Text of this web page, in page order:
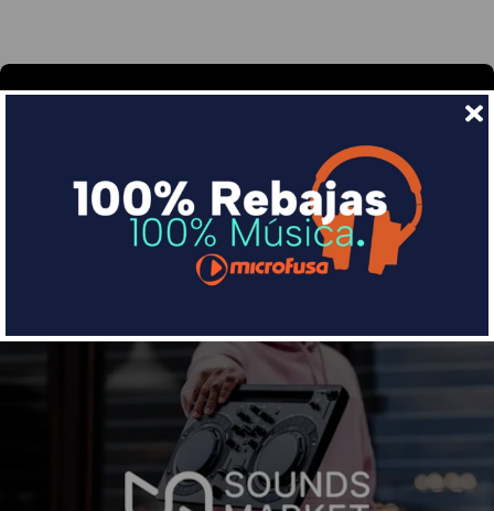
Financia tus compras con Sequra
Divide en 3 sin coste o hasta en 18 meses por una
pequeña cuota al mes con Sequra
Más info